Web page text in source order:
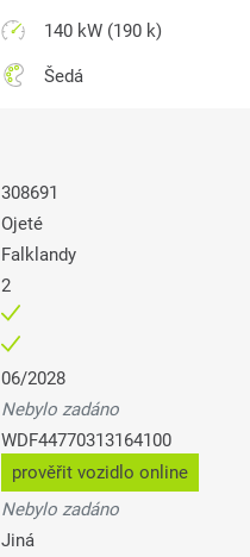
140 kW (190 k)
Šedá
308691
Ojeté
Falklandy
2
06/2028
Nebylo zadáno
WDF44770313164100
prověřit vozidlo online
Nebylo zadáno
Jiná